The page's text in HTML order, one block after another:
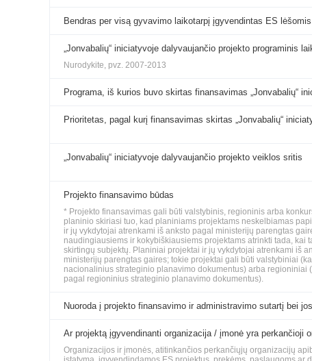
Bendras per visą gyvavimo laikotarpį įgyvendintas ES
„Jonvabalių“ iniciatyvoje dalyvaujančio projekto programinis
Nurodykite, pvz. 2007-2013
Programa, iš kurios buvo skirtas finansavimas „Jonvabalių“
Prioritetas, pagal kurį finansavimas skirtas „Jonvabalių“
„Jonvabalių“ iniciatyvoje dalyvaujančio projekto veiklos sritis
Projekto finansavimo būdas
* Projekto finansavimas gali būti valstybinis, regioninis arba
planinio skiriasi tuo, kad planiniams projektams neskelbiamas
ir jų vykdytojai atrenkami iš anksto pagal ministerijų parengtas
naudingiausiems ir kokybiškiausiems projektams atrinkti tada, kai
skirtingų subjektų. Planiniai projektai ir jų vykdytojai atrenkami iš
ministerijų parengtas gaires; tokie projektai gali būti valstybiniai
nacionalinius strateginio planavimo dokumentus) arba regioniniai
pagal regioninius strateginio planavimo dokumentus).
Nuoroda į projekto finansavimo ir administravimo sutartį bei
Ar projektą įgyvendinanti organizacija / įmonė yra perkančioji
Organizacijos ir įmonės, atitinkančios perkančiųjų organizacijų